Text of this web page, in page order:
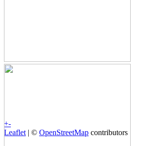
+-
Leaflet | © OpenStreetMap contributors